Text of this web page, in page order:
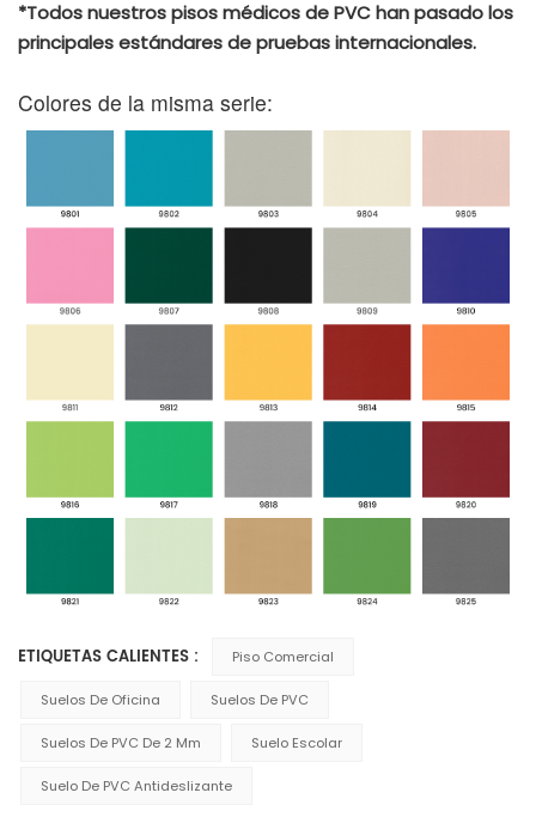
*Todos nuestros pisos médicos de PVC han pasado los
principales estándares de pruebas internacionales.
Colores de la misma serie:
ETIQUETAS CALIENTES : Piso Comercial
Suelos De Oficina Suelos De PVC
Suelos De PVC De 2 Mm Suelo Escolar
Suelo De PVC Antideslizante